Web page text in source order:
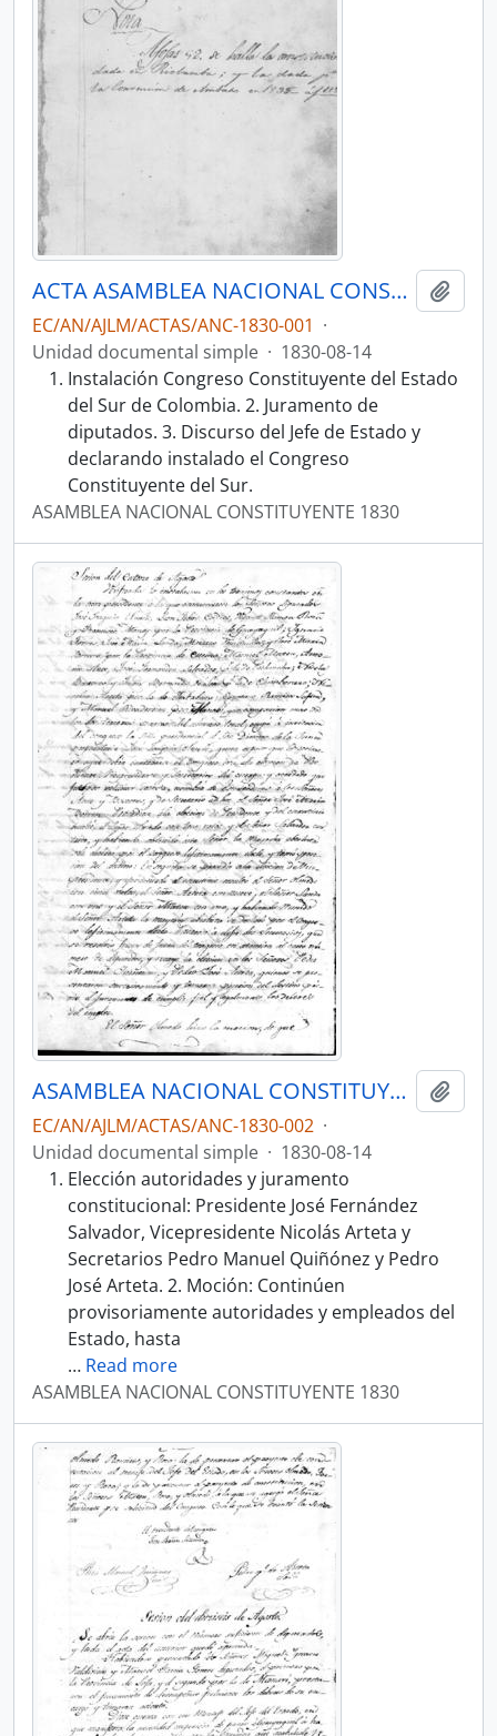
ACTA ASAMBLEA NACIONAL CONSTITUYENTE 1830
EC/AN/AJLM/ACTAS/ANC-1830-001 ·
Unidad documental simple · 1830-08-14
Instalación Congreso Constituyente del Estado
del Sur de Colombia. 2. Juramento de
diputados. 3. Discurso del Jefe de Estado y
declarando instalado el Congreso
Constituyente del Sur.
ASAMBLEA NACIONAL CONSTITUYENTE 1830
ASAMBLEA NACIONAL CONSTITUYENTE 1830
EC/AN/AJLM/ACTAS/ANC-1830-002 ·
Unidad documental simple · 1830-08-14
Elección autoridades y juramento
constitucional: Presidente José Fernández
Salvador, Vicepresidente Nicolás Arteta y
Secretarios Pedro Manuel Quiñónez y Pedro
José Arteta. 2. Moción: Continúen
provisoriamente autoridades y empleados del
Estado, hasta
… Read more
ASAMBLEA NACIONAL CONSTITUYENTE 1830